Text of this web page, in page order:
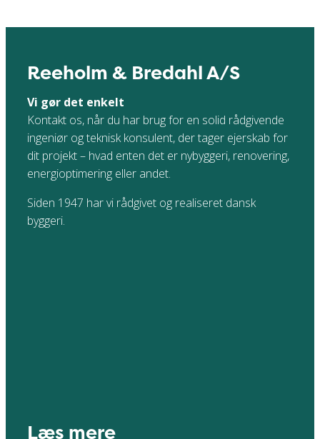
Reeholm & Bredahl A/S
Vi gør det enkelt
Kontakt os, når du har brug for en solid rådgivende
ingeniør og teknisk konsulent, der tager ejerskab for
dit projekt – hvad enten det er nybyggeri, renovering,
energioptimering eller andet.
Siden 1947 har vi rådgivet og realiseret dansk
byggeri.
Læs mere